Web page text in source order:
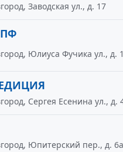
Заводская ул., д. 17
Юлиуса Фучика ул., д.
Сергея Есенина ул., д.
Юпитерский пер., д. 6а